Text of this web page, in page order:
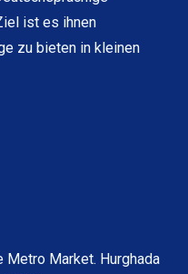
ist es ihnen
zu bieten in kleinen
Metro Market. Hurghada